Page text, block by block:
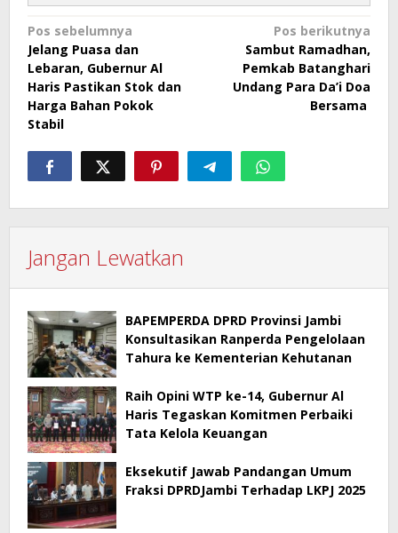
Navigasi
pos
Pos sebelumnya
Jelang Puasa dan
Lebaran, Gubernur Al
Haris Pastikan Stok dan
Harga Bahan Pokok
Stabil
Pos berikutnya
Sambut Ramadhan,
Pemkab Batanghari
Undang Para Da’i Doa
Bersama
Jangan Lewatkan
BAPEMPERDA DPRD Provinsi Jambi
Konsultasikan Ranperda Pengelolaan
Tahura ke Kementerian Kehutanan
Raih Opini WTP ke-14, Gubernur Al
Haris Tegaskan Komitmen Perbaiki
Tata Kelola Keuangan
Eksekutif Jawab Pandangan Umum
Fraksi DPRDJambi Terhadap LKPJ 2025